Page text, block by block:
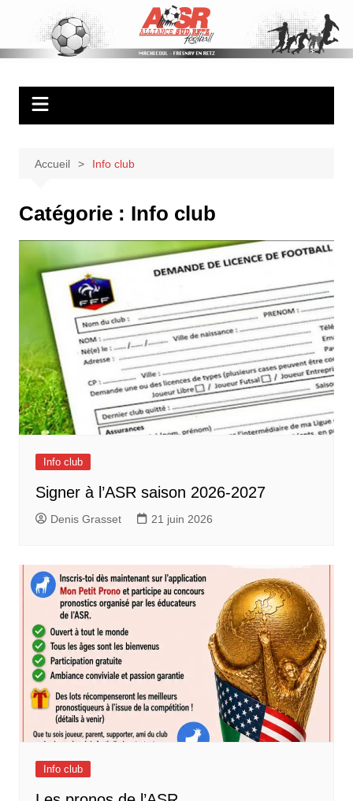
contenu
ASR Football
Ambiance – Serieux – Respect
Accueil Info club
Catégorie : Info club
Info club
Signer à l’ASR saison 2026-2027
Denis Grasset 21 juin 2026
Info club